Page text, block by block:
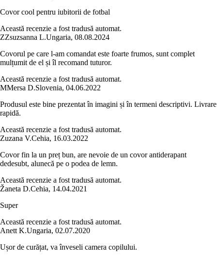
Covor cool pentru iubitorii de fotbal
Această recenzie a fost tradusă automat.
ZZsuzsanna L.Ungaria, 08.08.2024
Covorul pe care l-am comandat este foarte frumos, sunt complet
mulțumit de el și îl recomand tuturor.
Această recenzie a fost tradusă automat.
MMersa D.Slovenia, 04.06.2022
Produsul este bine prezentat în imagini și în termeni descriptivi. Livrare
rapidă.
Această recenzie a fost tradusă automat.
Zuzana V.Cehia, 16.03.2022
Covor fin la un preț bun, are nevoie de un covor antiderapant
dedesubt, alunecă pe o podea de lemn.
Această recenzie a fost tradusă automat.
Žaneta D.Cehia, 14.04.2021
Super
Această recenzie a fost tradusă automat.
Anett K.Ungaria, 02.07.2020
Ușor de curățat, va înveseli camera copilului.